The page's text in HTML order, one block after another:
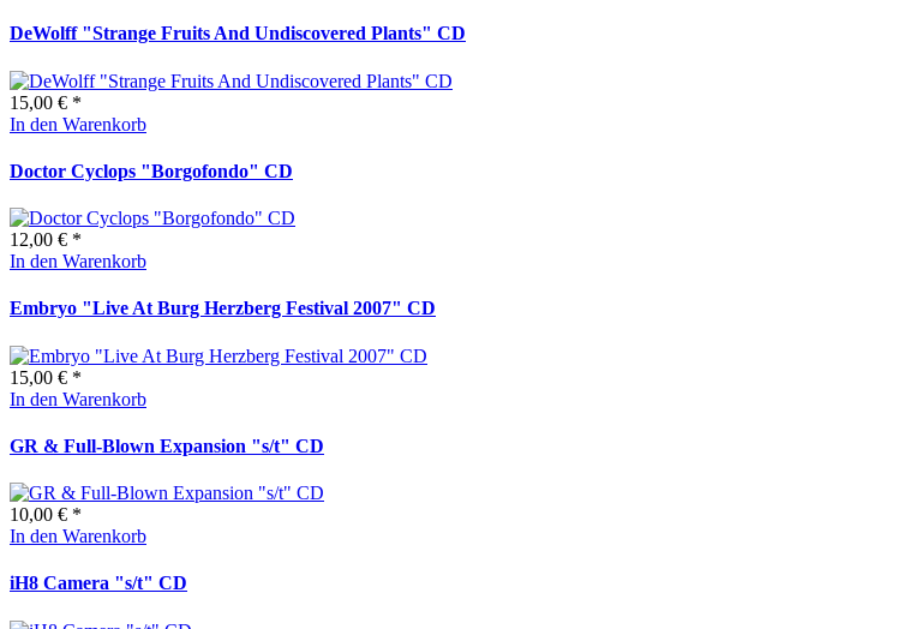
DeWolff "Strange Fruits And Undiscovered Plants" CD
15,00 € *
In den Warenkorb
Doctor Cyclops "Borgofondo" CD
12,00 € *
In den Warenkorb
Embryo "Live At Burg Herzberg Festival 2007" CD
15,00 € *
In den Warenkorb
GR & Full-Blown Expansion "s/t" CD
10,00 € *
In den Warenkorb
iH8 Camera "s/t" CD